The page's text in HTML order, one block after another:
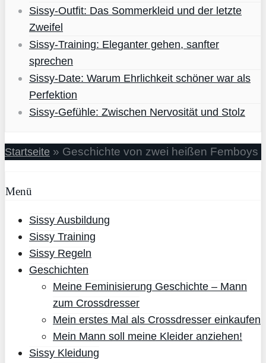
Sissy-Outfit: Das Sommerkleid und der letzte
Zweifel
Sissy-Training: Eleganter gehen, sanfter
sprechen
Sissy-Date: Warum Ehrlichkeit schöner war als
Perfektion
Sissy-Gefühle: Zwischen Nervosität und Stolz
Startseite » Geschichte von zwei heißen Femboys
Menü
Sissy Ausbildung
Sissy Training
Sissy Regeln
Geschichten
Meine Feminisierung Geschichte – Mann
zum Crossdresser
Mein erstes Mal als Crossdresser einkaufen
Mein Mann soll meine Kleider anziehen!
Sissy Kleidung